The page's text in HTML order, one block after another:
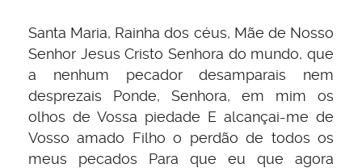
Santa Maria, Rainha dos céus, Mãe de Nosso
Senhor Jesus Cristo Senhora do mundo, que
a nenhum pecador desamparais nem
desprezais Ponde, Senhora, em mim os
olhos de Vossa piedade E alcançai-me de
Vosso amado Filho o perdão de todos os
meus pecados Para que eu que agora